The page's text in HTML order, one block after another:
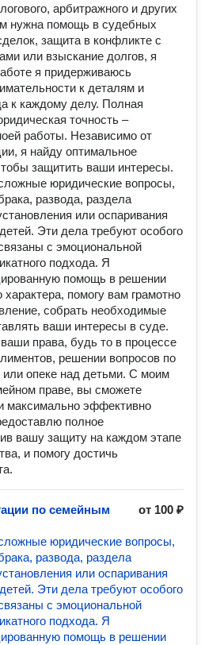
арбитражного и других
нужна помощь в судебных
защита в конфликте с
или взыскание долгов, я
я придерживаюсь
к деталям и
к каждому делу. Полная
точность –
работы. Независимо от
я найду оптимальное
защитить ваши интересы.
юридические вопросы,
развода, раздела
или оспаривания
Эти дела требуют особого
с эмоциональной
подхода. Я
помощь в решении
помогу вам грамотно
собрать необходимые
ваши интересы в суде.
права, будь то в процессе
решении вопросов по
опеке над детьми. С моим
праве, вы сможете
максимально эффективно
полное
вашу защиту на каждом этапе
и помогу достичь
по семейным
от 100 ₽
юридические вопросы,
развода, раздела
или оспаривания
Эти дела требуют особого
с эмоциональной
подхода. Я
помощь в решении